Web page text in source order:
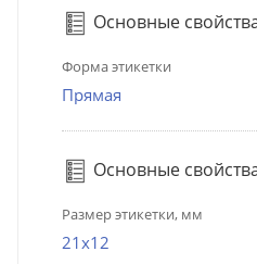
Основные
Форма этикетки
Прямая
Основные
Размер этикетки, мм
21х12